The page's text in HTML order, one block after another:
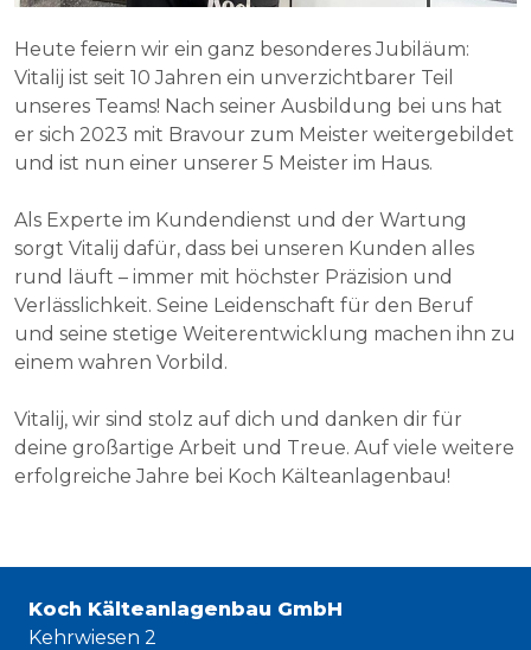
Heute feiern wir ein ganz besonderes Jubiläum:
Vitalij ist seit 10 Jahren ein unverzichtbarer Teil
unseres Teams! Nach seiner Ausbildung bei uns hat
er sich 2023 mit Bravour zum Meister weitergebildet
und ist nun einer unserer 5 Meister im Haus.
Als Experte im Kundendienst und der Wartung
sorgt Vitalij dafür, dass bei unseren Kunden alles
rund läuft – immer mit höchster Präzision und
Verlässlichkeit. Seine Leidenschaft für den Beruf
und seine stetige Weiterentwicklung machen ihn zu
einem wahren Vorbild.
Vitalij, wir sind stolz auf dich und danken dir für
deine großartige Arbeit und Treue. Auf viele weitere
erfolgreiche Jahre bei Koch Kälteanlagenbau!
Koch Kälteanlagenbau GmbH
Kehrwiesen 2